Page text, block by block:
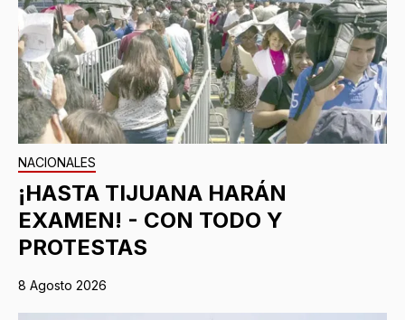
NACIONALES
¡HASTA TIJUANA HARÁN
EXAMEN! - CON TODO Y
PROTESTAS
8 Agosto 2026